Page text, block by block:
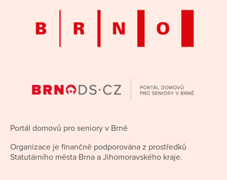
Portál domovů pro seniory v Brně
Organizace je finančně podporována z prostředků
Statutárního města Brna a Jihomoravského kraje.